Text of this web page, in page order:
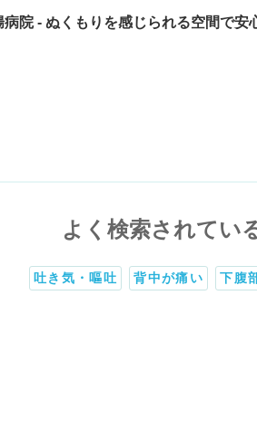
病院 - ぬくもりを感じられる空間で
よく検索されてい
吐き気・嘔吐 背中が痛い 下腹